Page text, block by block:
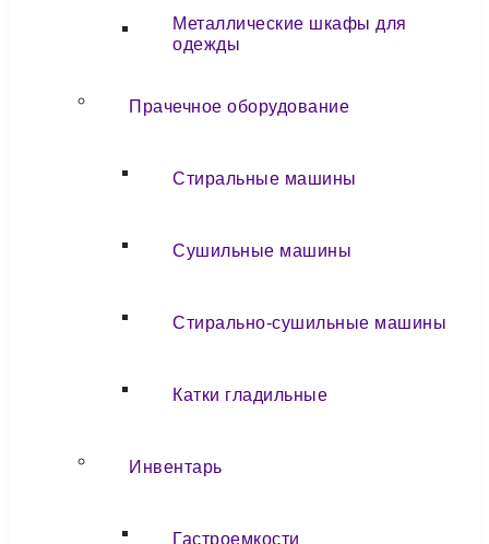
Металлические шкафы для
одежды
Прачечное оборудование
Стиральные машины
Сушильные машины
Стирально-сушильные машины
Катки гладильные
Инвентарь
Гастроемкости